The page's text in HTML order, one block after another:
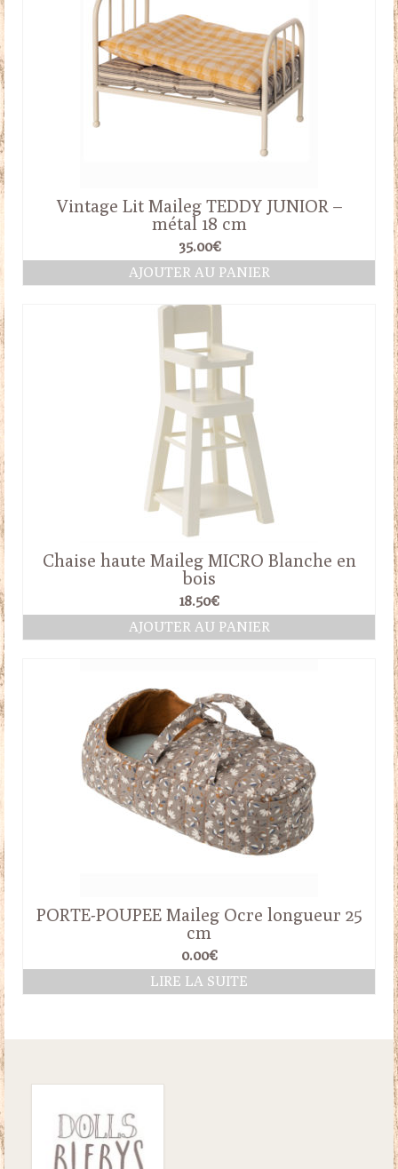
Vintage Lit Maileg TEDDY JUNIOR –
métal 18 cm
35.00€
AJOUTER AU PANIER
Chaise haute Maileg MICRO Blanche en
bois
18.50€
AJOUTER AU PANIER
PORTE-POUPEE Maileg Ocre longueur 25
cm
0.00€
LIRE LA SUITE